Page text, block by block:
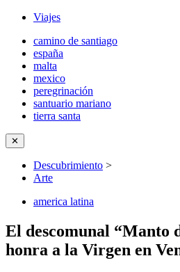
Viajes
camino de santiago
españa
malta
mexico
peregrinación
santuario mariano
tierra santa
✕
Descubrimiento >
Arte
america latina
El descomunal “Manto
honra a la Virgen en